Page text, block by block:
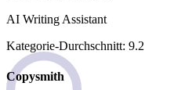
AI Writing Assistant
Kategorie-Durchschnitt: 9.2
Copysmith